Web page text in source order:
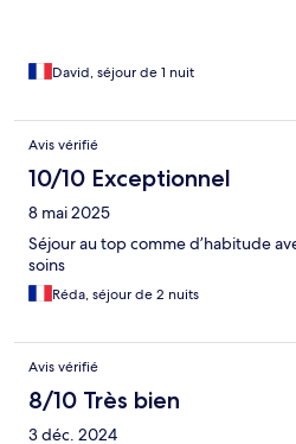
David, séjour de 1 nuit
Avis vérifié
10/10 Exceptionnel
8 mai 2025
Séjour au top comme d’habitude
soins
Réda, séjour de 2 nuits
Avis vérifié
8/10 Très bien
3 déc. 2024